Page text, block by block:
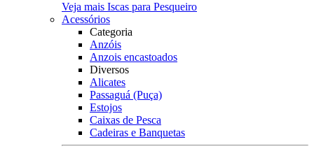
Veja mais Iscas para Pesqueiro
Acessórios
Categoria
Anzóis
Anzois encastoados
Diversos
Alicates
Passaguá (Puça)
Estojos
Caixas de Pesca
Cadeiras e Banquetas